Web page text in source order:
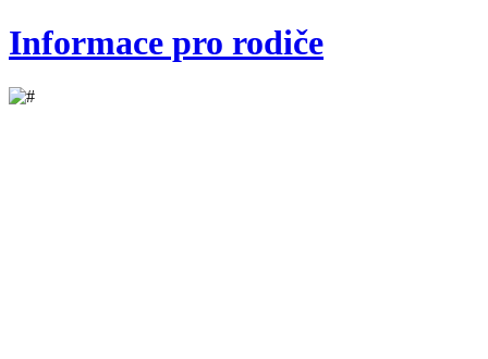
Informace pro rodiče